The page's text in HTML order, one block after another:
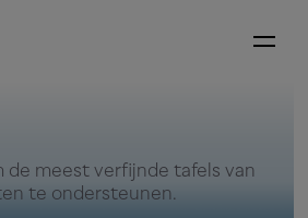
de meest verfijnde tafels van
te ondersteunen.